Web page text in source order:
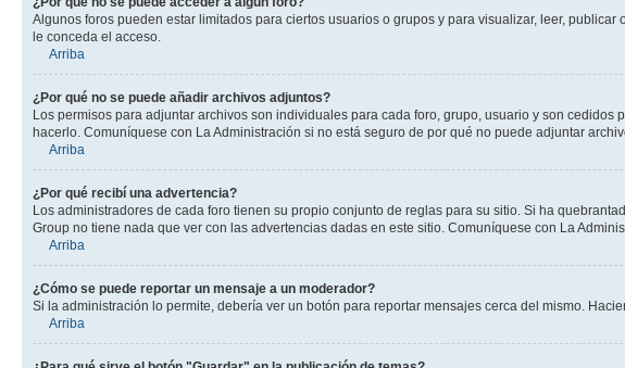
Algunos foros pueden estar limitados para ciertos usuarios o grupos y para visualizar, leer,
le conceda el acceso.
Arriba
¿Por qué no se puede añadir archivos adjuntos?
Los permisos para adjuntar archivos son individuales para cada foro, grupo, usuario y son
hacerlo. Comuníquese con La Administración si no está seguro de por qué no puede adjuntar
Arriba
¿Por qué recibí una advertencia?
Los administradores de cada foro tienen su propio conjunto de reglas para su sitio. Si ha
Group no tiene nada que ver con las advertencias dadas en este sitio. Comuníquese con La
Arriba
¿Cómo se puede reportar un mensaje a un moderador?
Si la administración lo permite, debería ver un botón para reportar mensajes cerca del mismo.
Arriba